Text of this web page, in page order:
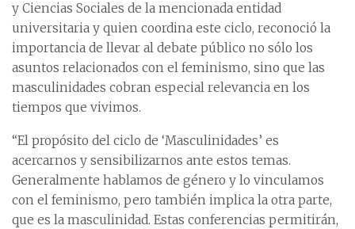
y Ciencias Sociales de la mencionada entidad
universitaria y quien coordina este ciclo, reconoció la
importancia de llevar al debate público no sólo los
asuntos relacionados con el feminismo, sino que las
masculinidades cobran especial relevancia en los
tiempos que vivimos.
“El propósito del ciclo de ‘Masculinidades’ es
acercarnos y sensibilizarnos ante estos temas.
Generalmente hablamos de género y lo vinculamos
con el feminismo, pero también implica la otra parte,
que es la masculinidad. Estas conferencias permitirán,